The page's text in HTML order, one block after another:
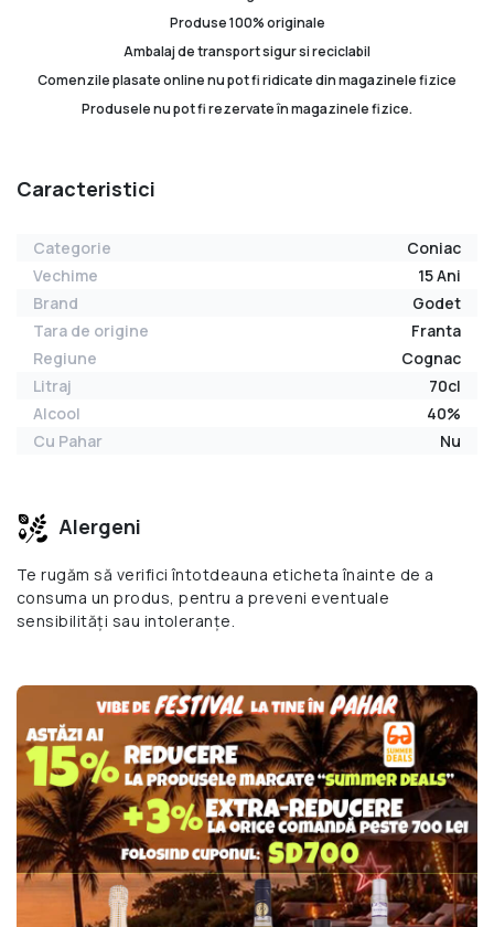
Produse 100% originale
Ambalaj de transport sigur si reciclabil
Comenzile plasate online nu pot fi ridicate din magazinele fizice
Produsele nu pot fi rezervate în magazinele fizice.
Caracteristici
Categorie
Coniac
Vechime
15 Ani
Brand
Godet
Tara de origine
Franta
Regiune
Cognac
Litraj
70cl
Alcool
40%
Cu Pahar
Nu
Alergeni
Te rugăm să verifici întotdeauna eticheta înainte de a
consuma un produs, pentru a preveni eventuale
sensibilități sau intoleranțe.